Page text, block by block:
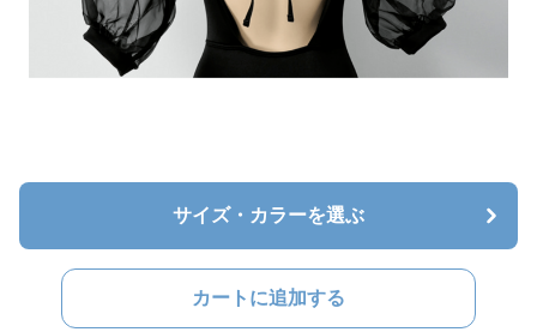
サイズ・カラーを選ぶ
カートに追加する